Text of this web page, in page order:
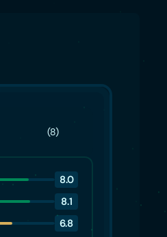
(8)
8.0
8.1
6.8